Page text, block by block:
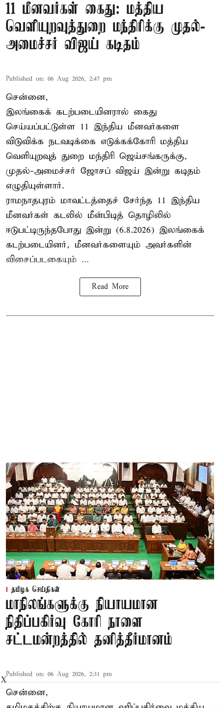
11 மீனவர்கள் கைது: மத்திய
வெளியுறவுத்துறை மந்திரிக்கு முதல்-
அமைச்சர் விஜய் கடிதம்
Published on: 06 Aug 2026, 2:47 pm
சென்னை,
இலங்கைக் கடற்படையினரால் கைது
செய்யப்பட்டுள்ள 11 இந்திய மீனவர்களை
விடுவிக்க நடவடிக்கை எடுக்கக்கோரி மத்திய
வெளியுறவுத் துறை மந்திரி ஜெய்சங்கருக்கு,
முதல்-அமைச்சர் ஜோசப் விஜய் இன்று கடிதம்
எழுதியுள்ளார்.
ராமநாதபுரம் மாவட்டத்தைச் சேர்ந்த 11 இந்திய
மீனவர்கள் கடலில் மீன்பிடித் தொழிலில்
ஈடுபட்டிருந்தபோது இன்று (6.8.2026) இலங்கைக்
கடற்படையினர், மீனவர்களையும் அவர்களின்
விசைப்படகையும் ...
Read More
தமிழக செய்திகள்
மாநிலங்களுக்கு நியாயமான
நிதிப்பகிர்வு கோரி நாளை
சட்டமன்றத்தில் தனித்தீர்மானம்
Published on: 06 Aug 2026, 2:31 pm
சென்னை,
X